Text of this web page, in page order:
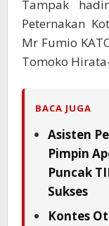
Tampak
Peternakan
Mr Fumio
Tomoko
BACA JUGA
Asisten
Pimpin
Puncak
Sukses
Kontes